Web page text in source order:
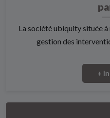
La société ubiquity située
gestion des
+